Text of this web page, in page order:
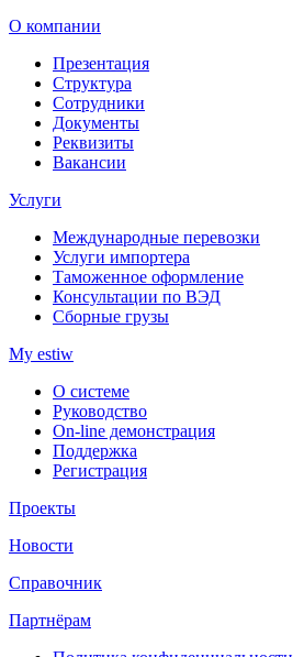
О компании
Презентация
Структура
Сотрудники
Документы
Реквизиты
Вакансии
Услуги
Международные перевозки
Услуги импортера
Таможенное оформление
Консультации по ВЭД
Сборные грузы
My estiw
О системе
Руководство
On-line демонстрация
Поддержка
Регистрация
Проекты
Новости
Справочник
Партнёрам